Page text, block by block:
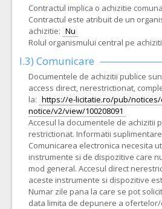
Contractul implica o achizitie
Contractul este atribuit de un
achizitie: Nu
Rolul organismului central pe
I.3) Comunicare
Documentele de achizitii publice
access direct, nerestrictionat,
la: https://e-licitatie.ro/pub/notices/
notice/v2/view/100208091
Accesul la documentele de achizitii
restrictionat. Informatii
Comunicarea electronica necesita
instrumente si de dispozitive care
mod general. Accesul direct
aceste instrumente si dispozitive
Numar zile pana la care se pot
data limita de depunere a